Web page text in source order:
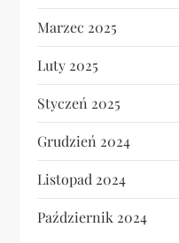
Marzec 2025
Luty 2025
Styczeń 2025
Grudzień 2024
Listopad 2024
Październik 2024